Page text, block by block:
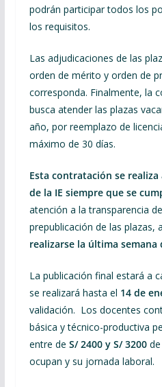
podrán participar todos los
los requisitos.
Las adjudicaciones de las
orden de mérito y orden de
corresponda. Finalmente, la
busca atender las plazas
año, por reemplazo de
máximo de 30 días.
Esta contratación se
de la IE siempre que se
atención a la transparencia
prepublicación de las plazas,
realizarse la última semana
La publicación final estará a
se realizará hasta el 14 de
validación. Los docentes
básica y técnico-productiva
entre de S/ 2400 y S/ 3200de
ocupan y su jornada laboral.